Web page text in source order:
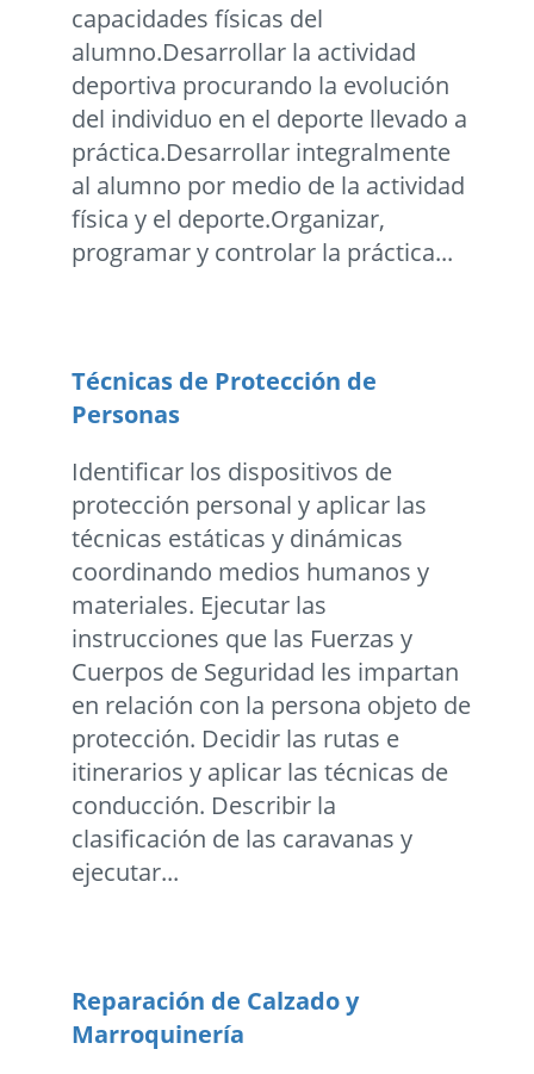
capacidades físicas del
alumno.Desarrollar la actividad
deportiva procurando la evolución
del individuo en el deporte llevado a
práctica.Desarrollar integralmente
al alumno por medio de la actividad
física y el deporte.Organizar,
programar y controlar la práctica...
Técnicas de Protección de
Personas
Identificar los dispositivos de
protección personal y aplicar las
técnicas estáticas y dinámicas
coordinando medios humanos y
materiales. Ejecutar las
instrucciones que las Fuerzas y
Cuerpos de Seguridad les impartan
en relación con la persona objeto de
protección. Decidir las rutas e
itinerarios y aplicar las técnicas de
conducción. Describir la
clasificación de las caravanas y
ejecutar...
Reparación de Calzado y
Marroquinería